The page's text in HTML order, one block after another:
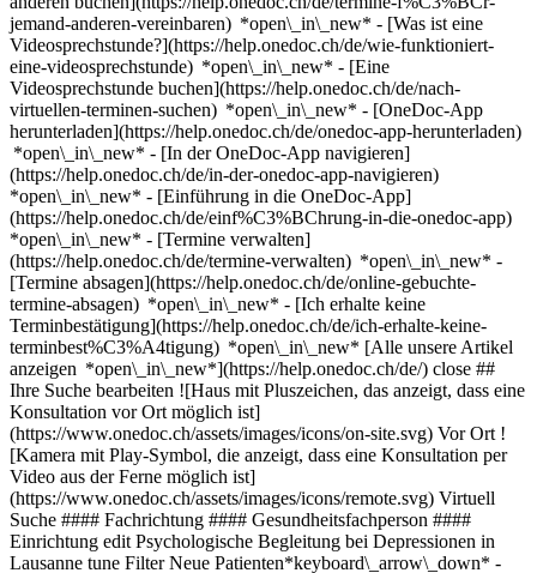
jemand-anderen-vereinbaren) *open\_in\_new* - [Was ist eine
Videosprechstunde?](https://help.onedoc.ch/de/wie-funktioniert-
eine-videosprechstunde) *open\_in\_new* - [Eine
Videosprechstunde buchen](https://help.onedoc.ch/de/nach-
virtuellen-terminen-suchen) *open\_in\_new* - [OneDoc-App
herunterladen](https://help.onedoc.ch/de/onedoc-app-herunterladen)
*open\_in\_new* - [In der OneDoc-App navigieren]
(https://help.onedoc.ch/de/in-der-onedoc-app-navigieren)
*open\_in\_new* - [Einführung in die OneDoc-App]
(https://help.onedoc.ch/de/einf%C3%BChrung-in-die-onedoc-app)
*open\_in\_new* - [Termine verwalten](https://help.onedoc.ch/de/termine-verwalten) *open\_in\_new* - [Termine absagen](https://help.onedoc.ch/de/online-gebuchte-termine-absagen) *open\_in\_new* - [Ich erhalte keine Terminbestätigung](https://help.onedoc.ch/de/ich-erhalte-keine-terminbest%C3%A4tigung) *open\_in\_new* [Alle unsere Artikel anzeigen *open\_in\_new*](https://help.onedoc.ch/de/) close ## Ihre Suche bearbeiten ![Haus mit Pluszeichen, das anzeigt, dass eine Konsultation vor Ort möglich ist](https://www.onedoc.ch/assets/images/icons/on-site.svg) Vor Ort ![Kamera mit Play-Symbol, die anzeigt, dass eine Konsultation per Video aus der Ferne möglich ist](https://www.onedoc.ch/assets/images/icons/remote.svg) Virtuell Suche #### Fachrichtung #### Gesundheitsfachperson #### Einrichtung edit Psychologische Begleitung bei Depressionen in Lausanne tune Filter Neue Patienten*keyboard\_arrow\_down* - Zugelassen*check\_circle* Gesprochene Sprachen*keyboard\_arrow\_down* - Albanisch*check\_circle* - Arabisch*check\_circle* - Deutsch*check\_circle* - Englisch*check\_circle* - Französisch*check\_circle* - Italienisch*check\_circle* - Niederländisch*check\_circle* - Portugiesisch*check\_circle* - Russisch*check\_circle* - Spanisch*check\_circle* Geschlecht*keyboard\_arrow\_down* - Weiblich*check\_circle* - Männlich*check\_circle* Netzwerk*keyboard\_arrow\_down* - ASCA*check\_circle* - EMR*check\_circle* Verfügbarkeit*keyboard\_arrow\_down* - Heute*check\_circle* - In den nächsten 3 Tagen*check\_circle* - In den nächsten 7 Tagen*check\_circle* - In den nächsten 14 Tagen*check\_circle* # __Psychologische Begleitung bei Depressionen__ in __Lausanne__: Buchen Sie heute Ihren Termin online ## 41 Ergebnisse in Lausanne [![Frau Tamara Péray, Psychologin in Lausanne](https://assets.onedoc.ch/images/users/3c9fc0bb403408c062b5911e1ef245e16348053d483422b3fa8f61b0fa52e94c-small.png "Frau Tamara Péray, Psychologin in Lausanne")](https://www.onedoc.ch/de/psychologin/lausanne/pc156/tamara-peray) ### [Frau Tamara Péray](https://www.onedoc.ch/de/psychologin/lausanne/pc156/tamara-peray) ![Abzeichen, das ein verifiziertes Profil kennzeichnet](https://www.onedoc.ch/assets/images/icons/checkmark.svg) [Psychologin](https://www.onedoc.ch/de/psychologe/lausanne) Cabinet Psy · Morges 26 Avenue de Morges 26 1004 Lausanne ![Patient mit Pluszeichen, der anzeigt, dass neue Patienten angenommen werden](https://www.onedoc.ch/assets/images/icons/new-patients.svg)Akzeptiert neue Patienten [Termin buchen](https://www.onedoc.ch/de/psychologin/lausanne/pc156/tamara-peray) Expertisen: Psychologische Begleitung bei Depressionen, [Psychologische Begleitung bei Stressmanagement](https://www.onedoc.ch/de/psychologische-begleitung-bei-stressmanagement/lausanne), [Angststörung](https://www.onedoc.ch/de/angststorung/lausanne), [Eheberatung | Familienberatung](https://www.onedoc.ch/de/eheberatung-familienberatung/lausanne), [Psychologische Begleitung bei sexueller Gewalt](https://www.onedoc.ch/de/psychologische-begleitung-bei-sexueller-gewalt/lausanne), [Psychologische Begleitung bei Kindheitstrauma](https://www.onedoc.ch/de/psychologische-begleitung-bei-kindheitstrauma/lausanne), [Psychologische Begleitung bei Geschlechtsidentitätsfragen](https://www.onedoc.ch/de/psychologische-begleitung-bei-geschlechtsidentitatsfragen/lausanne)Mehr anzeigen *chevron\_left* Mo. 03 Aug. *chevron\_right* Mehr Termine anzeigen *error\_outline* Beim Laden der Verfügbarkeiten ist ein Fehler aufgetreten [Erneut versuchen](https://www.onedoc.ch) Expertisen: Psychologische Begleitung bei Depressionen, [Psychologische Begleitung bei Stressmanagement](https://www.onedoc.ch/de/psychologische-begleitung-bei-stressmanagement/lausanne), [Angststörung](https://www.onedoc.ch/de/angststorung/lausanne), [Eheberatung | Familienberatung](https://www.onedoc.ch/de/eheberatung-familienberatung/lausanne), [Psychologische Begleitung bei sexueller Gewalt](https://www.onedoc.ch/de/psychologische-begleitung-bei-sexueller-gewalt/lausanne), [Psychologische Begleitung bei Kindheitstrauma](https://www.onedoc.ch/de/psychologische-begleitung-bei-kindheitstrauma/lausanne), [Psychologische Begleitung bei Geschlechtsidentitätsfragen](https://www.onedoc.ch/de/psychologische-begleitung-bei-geschlechtsidentitatsfragen/lausanne)Mehr anzeigen [![Frau Thais Correvon, Psychologin in Lausanne](https://assets.onedoc.ch/images/users/755e5206302f1d642849e471d9f39628c1f5d399cd79201edaf22b080366c81e-small.png "Frau Thais Correvon, Psychologin in Lausanne")](https://www.onedoc.ch/de/psychologin/lausanne/pcx5n/thais-correvon) ### [Frau Thais Correvon](https://www.onedoc.ch/de/psychologin/lausanne/pcx5n/thais-correvon) ![Abzeichen, das ein verifiziertes Profil kennzeichnet](https://www.onedoc.ch/assets/images/icons/checkmark.svg) [Psychologin](https://www.onedoc.ch/de/psychologe/lausanne) [Cabinet de Psychologie - LAVIDA](https://www.onedoc.ch/de/gruppenpraxis/lausanne/ebc99/cabinet-de-psychologie-lavida) Avenue Villamont 19 1005 Lausanne ![Kamera mit Play-Symbol, die anzeigt, dass die Fachperson Videosprechstunden anbietet](https://www.onedoc.ch/assets/images/icons/video-consultations.svg)Videosprechstunde verfügbar ![Patient mit Pluszeichen, der anzeigt, dass neue Patienten angenommen werden](https://www.onedoc.ch/assets/images/icons/new-patients.svg)Akzeptiert neue Patienten [Termin buchen](https://www.onedoc.ch/de/psychologin/lausanne/pcx5n/thais-correvon) Expertisen: Psychologische Begleitung bei Depressionen, [Psychologische Begleitung bei Phobien](https://www.onedoc.ch/de/psychologische-begleitung-bei-phobien/lausanne), [Psychologische Begleitung bei Stressmanagement](https://www.onedoc.ch/de/psychologische-begleitung-bei-stressmanagement/lausanne), [Burnout](https://www.onedoc.ch/de/burnout/lausanne), [Sucht](https://www.onedoc.ch/de/sucht/lausanne), [Eheberatung | Familienberatung](https://www.onedoc.ch/de/eheberatung-familienberatung/lausanne), [Angststörung](https://www.onedoc.ch/de/angststorung/lausanne)Mehr anzeigen *chevron\_left* Mo. 03 Aug. *chevron\_right* Mehr Termine anzeigen *error\_outline* Beim Laden der Verfügbarkeiten ist ein Fehler aufgetreten [Erneut versuchen](https://www.onedoc.ch) Expertisen: Psychologische Begleitung bei Depressionen, [Psychologische Begleitung bei Phobien](https://www.onedoc.ch/de/psychologische-begleitung-bei-phobien/lausanne), [Psychologische Begleitung bei Stressmanagement](https://www.onedoc.ch/de/psychologische-begleitung-bei-stressmanagement/lausanne), [Burnout](https://www.onedoc.ch/de/burnout/lausanne), [Sucht](https://www.onedoc.ch/de/sucht/lausanne), [Eheberatung | Familienberatung](https://www.onedoc.ch/de/eheberatung-familienberatung/lausanne), [Angststörung](https://www.onedoc.ch/de/angststorung/lausanne)Mehr anzeigen [![Frau Laura Hagenbuch, Psychologin in Lausanne](https://assets.onedoc.ch/images/users/d5d27bb85603a3bf170d3a5d00e1e9f6b2ff09b5c518c5e80926a09eec486b60-small.png "Frau Laura Hagenbuch, Psychologin in Lausanne")](https://www.onedoc.ch/de/psychologin/lausanne/pct0f/laura-hagenbuch) ### [Frau Laura Hagenbuch](https://www.onedoc.ch/de/psychologin/lausanne/pct0f/laura-hagenbuch) ![Abzeichen, das ein verifiziertes Profil kennzeichnet](https://www.onedoc.ch/assets/images/icons/checkmark.svg) [Psychologin](https://www.onedoc.ch/de/psychologe/lausanne) [Psy & Co Lausanne](https://www.onedoc.ch/de/gruppenpraxis/lausanne/e9z2/psy-co-lausanne) Route de Berne 99 1010 Lausanne ![Patient mit Minuszeichen, der anzeigt, dass keine neuen Patienten angenommen werden](https://www.onedoc.ch/assets/images/icons/no-new-patients.svg)Akzeptiert keine neuen Patienten [Termin buchen](https://www.onedoc.ch/de/psychologin/lausanne/pct0f/laura-hagenbuch) Expertisen: Psychologische Begleitung bei Depressionen, [Psychologische Begleitung bei Stressmanagement](https://www.onedoc.ch/de/psychologische-begleitung-bei-stressmanagement/lausanne), [Psychologische Begleitung bei Burnout](https://www.onedoc.ch/de/psychologische-begleitung-bei-burnout/lausanne), [Unterstützung bei der beruflichen Entwicklung | Berufliche Eingliederung](https://www.onedoc.ch/de/unterstutzung-bei-der-beruflichen-entwicklung-berufliche-eingliederung/lausanne)Mehr anzeigen *chevron\_left* Mo. 03 Aug. *chevron\_right* Mehr Termine anzeigen *error\_outline* Beim Laden der Verfügbarkeiten ist ein Fehler aufgetreten [Erneut versuchen](https://www.onedoc.ch) Expertisen: Psychologische Begleitung bei Depressionen, [Psychologische Begleitung bei Stressmanagement](https://www.onedoc.ch/de/psychologische-begleitung-bei-stressmanagement/lausanne), [Psychologische Begleitung bei Burnout](https://www.onedoc.ch/de/psychologische-begleitung-bei-burnout/lausanne), [Unterstützung bei der beruflichen Entwicklung | Berufliche Eingliederung](https://www.onedoc.ch/de/unterstutzung-bei-der-beruflichen-entwicklung-berufliche-eingliederung/lausanne)Mehr anzeigen [![Frau Mina Creanza-Triaa, Psychologin in Lausanne](https://assets.onedoc.ch/images/users/d07cf017ca788faafd21da4173fbecdba72fe4e2d8d1e7478bfedd85db770cd2-small.png "Frau Mina Creanza-Triaa, Psychologin in Lausanne")](https://www.onedoc.ch/de/psychologin/lausanne/pc101/mina-creanza-triaa) ### [Frau Mina Creanza-Triaa](https://www.onedoc.ch/de/psychologin/lausanne/pc101/mina-creanza-triaa) ![Abzeichen, das ein verifiziertes Profil kennzeichnet](https://www.onedoc.ch/assets/images/icons/checkmark.svg) [Psychologin](https://www.onedoc.ch/de/psychologe/lausanne) Cabinet de Mina Creanza-Triaa Chemin des Croix-Rouges 14 1007 Lausanne ![Patient mit Pluszeichen, der anzeigt, dass neue Patienten angenommen werden](https://www.onedoc.ch/assets/images/icons/new-patients.svg)Akzeptiert neue Patienten [Termin buchen](https://www.onedoc.ch/de/psychologin/lausanne/pc101/mina-creanza-triaa) Expertisen: Psychologische Begleitung bei Depressionen, [Psychologische Begleitung bei Kindheitstrauma](https://www.onedo